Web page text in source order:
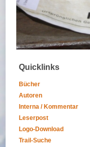
Quicklinks
Bücher
Autoren
Interna / Kommentar
Leserpost
Logo-Download
Trail-Suche